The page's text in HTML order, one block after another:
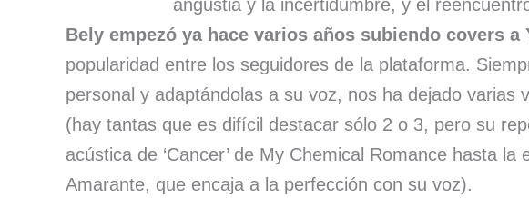
angustia y la incertidumbre, y el
Bely empezó ya hace varios años subiendo covers a
popularidad entre los seguidores de la plataforma.
personal y adaptándolas a su voz, nos ha dejado varias
(hay tantas que es difícil destacar sólo 2 o 3, pero su
acústica de ‘Cancer’ de My Chemical Romance hasta la
Amarante, que encaja a la perfección con su voz).